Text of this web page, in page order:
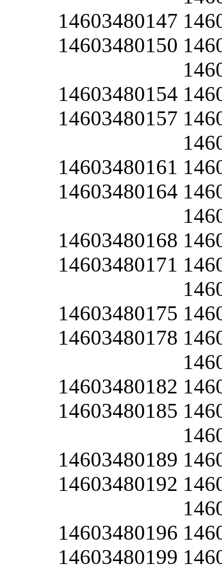
14603480147
14603480150
14603480154
14603480157
14603480161
14603480164
14603480168
14603480171
14603480175
14603480178
14603480182
14603480185
14603480189
14603480192
14603480196
14603480199